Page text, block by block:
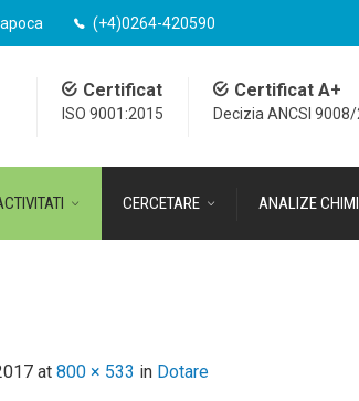
(+4)0264-420590
Certificat A+
Decizia ANCSI
Certificat
ISO 9001:2015
CERCETARE ANALIZE
at 800 × 533 in Dotare